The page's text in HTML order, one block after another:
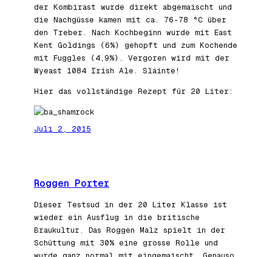
der Kombirast wurde direkt abgemaischt und
die Nachgüsse kamen mit ca. 76-78 °C über
den Treber. Nach Kochbeginn wurde mit East
Kent Goldings (6%) gehopft und zum Kochende
mit Fuggles (4,9%). Vergoren wird mit der
Wyeast 1084 Irish Ale. Sláinte!
Hier das vollständige Rezept für 20 Liter:
Juli 2, 2015
Roggen Porter
Dieser Testsud in der 20 Liter Klasse ist
wieder ein Ausflug in die britische
Braukultur. Das Roggen Malz spielt in der
Schüttung mit 30% eine grosse Rolle und